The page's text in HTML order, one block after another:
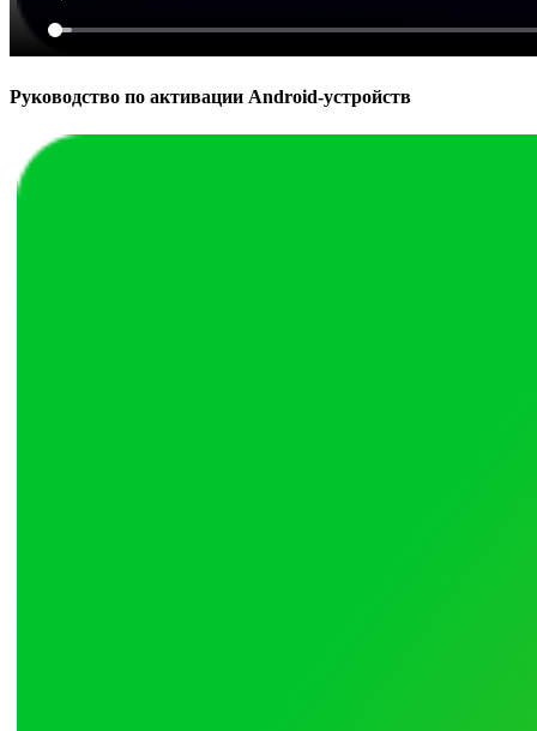
Руководство по активации Android-устройств